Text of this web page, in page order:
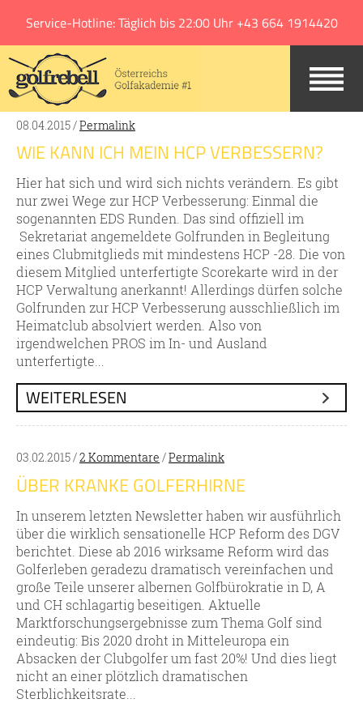
Service-Hotline: Täglich bis 22:00 Uhr +43 664 1914420
08.04.2015 /Permalink
WIE KANN ICH MEIN HCP VERBESSERN?
Hier hat sich und wird sich nichts verändern. Es gibt
nur zwei Wege zur HCP Verbesserung: Einmal die
sogenannten EDS Runden. Das sind offiziell im
Sekretariat angemeldete Golfrunden in Begleitung
eines Clubmitglieds mit mindestens HCP -28. Die von
diesem Mitglied unterfertigte Scorekarte wird in der
HCP Verwaltung anerkannt! Allerdings dürfen solche
Golfrunden zur HCP Verbesserung ausschließlich im
Heimatclub absolviert werden. Also von
irgendwelchen PROS im In- und Ausland
unterfertigte...
WEITERLESEN
03.02.2015 /2 Kommentare /Permalink
ÜBER KRANKE GOLFERHIRNE
In unserem letzten Newsletter haben wir ausführlich
über die wirklich sensationelle HCP Reform des DGV
berichtet. Diese ab 2016 wirksame Reform wird das
Golferleben geradezu dramatisch vereinfachen und
große Teile unserer albernen Golfbürokratie in D, A
und CH schlagartig beseitigen. Aktuelle
Marktforschungsergebnisse zum Thema Golf sind
eindeutig: Bis 2020 droht in Mitteleuropa ein
Absacken der Clubgolfer um fast 20%! Und dies liegt
nicht an einer plötzlich dramatischen
Sterblichkeitsrate...